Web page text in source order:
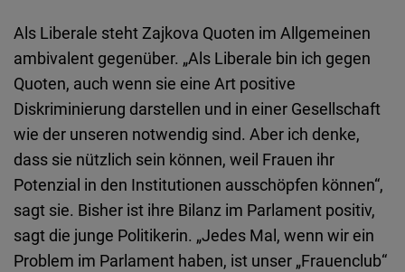
Als Liberale steht Zajkova Quoten im Allgemeinen
ambivalent gegenüber. „Als Liberale bin ich gegen
Quoten, auch wenn sie eine Art positive
Diskriminierung darstellen und in einer Gesellschaft
wie der unseren notwendig sind. Aber ich denke,
dass sie nützlich sein können, weil Frauen ihr
Potenzial in den Institutionen ausschöpfen können“,
sagt sie. Bisher ist ihre Bilanz im Parlament positiv,
sagt die junge Politikerin. „Jedes Mal, wenn wir ein
Problem im Parlament haben, ist unser „Frauenclub“